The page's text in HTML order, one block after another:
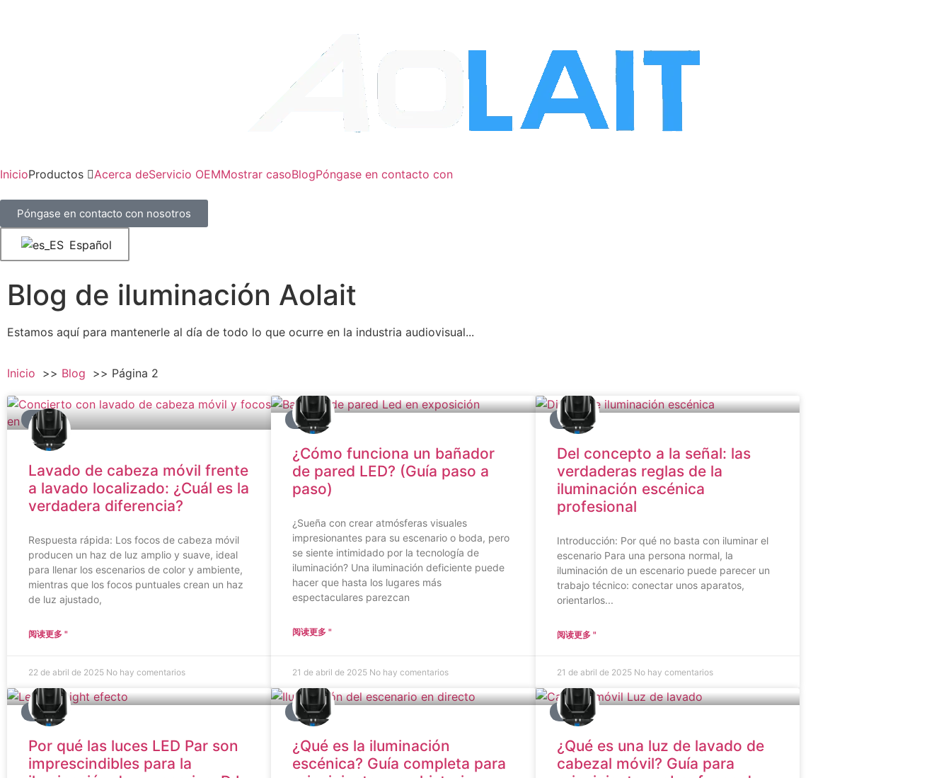
InicioProductos Acerca deServicio OEMMostrar casoBlogPóngase en contacto con
Póngase en contacto con nosotros
Español
Blog de iluminación Aolait
Estamos aquí para mantenerle al día de todo lo que ocurre en la industria audiovisual...
Inicio Blog Página 2
BLOG
Lavado de cabeza móvil frente
a lavado localizado: ¿Cuál es la
verdadera diferencia?
Respuesta rápida: Los focos de cabeza móvil
producen un haz de luz amplio y suave, ideal
para llenar los escenarios de color y ambiente,
mientras que los focos puntuales crean un haz
de luz ajustado,
阅读更多 "
22 de abril de 2025 No hay comentarios
BLOG
¿Cómo funciona un bañador
de pared LED? (Guía paso a
paso)
¿Sueña con crear atmósferas visuales
impresionantes para su escenario o boda, pero
se siente intimidado por la tecnología de
iluminación? Una iluminación deficiente puede
hacer que hasta los lugares más
espectaculares parezcan
阅读更多 "
21 de abril de 2025 No hay comentarios
BLOG
Del concepto a la señal: las
verdaderas reglas de la
iluminación escénica
profesional
Introducción: Por qué no basta con iluminar el
escenario Para una persona normal, la
iluminación de un escenario puede parecer un
trabajo técnico: conectar unos aparatos,
orientarlos...
阅读更多 "
21 de abril de 2025 No hay comentarios
BLOG
Por qué las luces LED Par son
imprescindibles para la
BLOG
¿Qué es la iluminación
escénica? Guía completa para
BLOG
¿Qué es una luz de lavado de
cabezal móvil? Guía para